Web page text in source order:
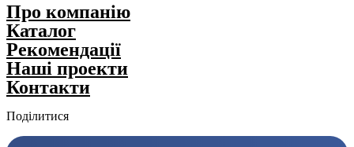
Про компанію
Каталог
Рекомендації
Нашi проекти
Контакти
Поділитися